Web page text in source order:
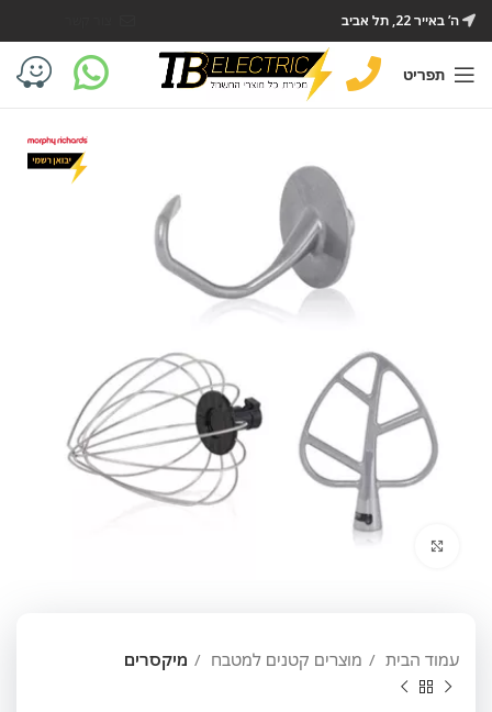
ה’ באייר 22, תל אביב
תפריט
לחץ להגדלה
עמוד הבית מוצרים קטנים למטבח מיקסרים